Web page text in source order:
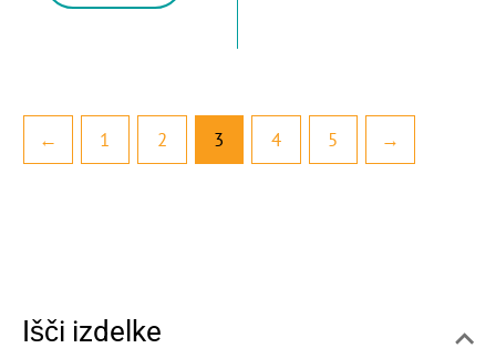
Išči izdelke
← 1 2 3 4 5 →